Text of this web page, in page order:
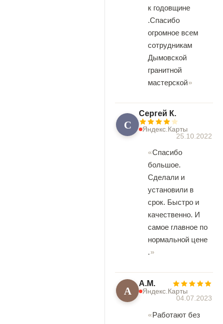
к годовщине
.Спасибо
огромное всем
сотрудникам
Дымовской
гранитной
мастерской
С
Сергей К.
Яндекс.Карты
25.10.2022
Спасибо
большое.
Сделали и
установили в
срок. Быстро и
качественно. И
самое главное по
нормальной цене
.
А А.М.
Яндекс.Карты
04.07.2023
Работают без